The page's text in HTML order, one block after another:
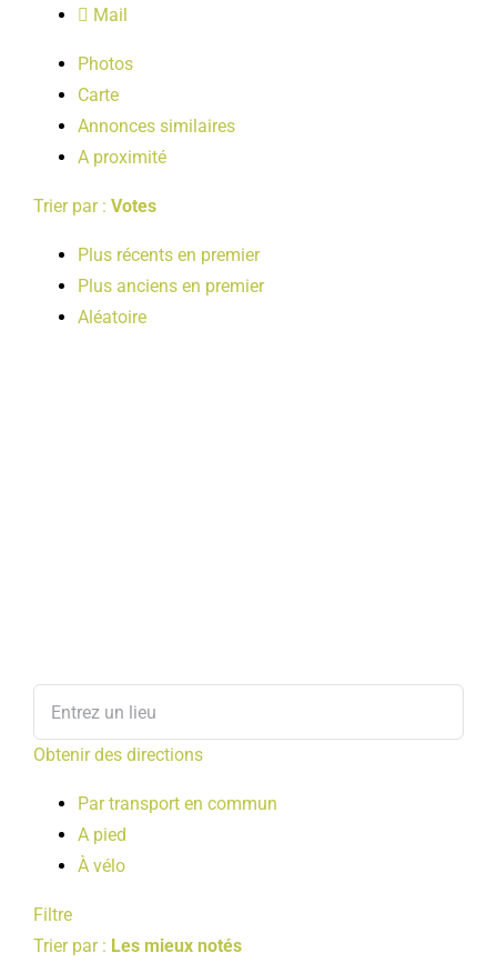
LOISIRS
PUBLICATIONS
Mail
Photos
Carte
Annonces similaires
A proximité
Trier par : Votes
Plus récents en premier
Plus anciens en premier
Aléatoire
Obtenir des directions
Par transport en commun
A pied
À vélo
Filtre
Trier par : Les mieux notés